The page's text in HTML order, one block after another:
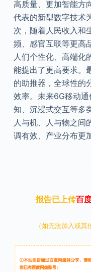
高质量、更加智能方
代表的新型数字技术
次，随着人民收入和
频、感官互联等更高
人们个性化、高端化
能提出了更高要求。
的助推器，全球性的
效率。未来6G移动
知、沉浸式交互等多
人与机、人与物之间
调有效、产业分布更
报告已上传百
（如无法加入或